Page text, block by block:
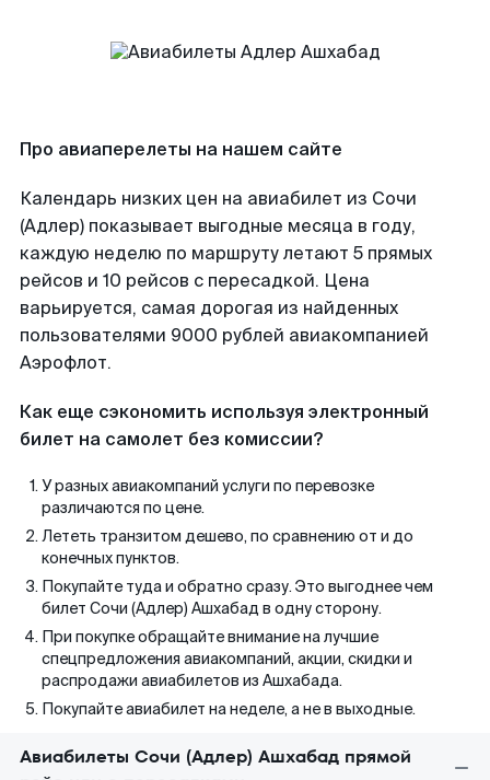
Про авиаперелеты на нашем сайте
Календарь низких цен на авиабилет из Сочи
(Адлер) показывает выгодные месяца в году,
каждую неделю по маршруту летают 5 прямых
рейсов и 10 рейсов с пересадкой. Цена
варьируется, самая дорогая из найденных
пользователями 9000 рублей авиакомпанией
Аэрофлот.
Как еще сэкономить используя электронный
билет на самолет без комиссии?
У разных авиакомпаний услуги по перевозке
различаются по цене.
Лететь транзитом дешево, по сравнению от и до
конечных пунктов.
Покупайте туда и обратно сразу. Это выгоднее чем
билет Сочи (Адлер) Ашхабад в одну сторону.
При покупке обращайте внимание на лучшие
спецпредложения авиакомпаний, акции, скидки и
распродажи авиабилетов из Ашхабада.
Покупайте авиабилет на неделе, а не в выходные.
Авиабилеты Сочи (Адлер) Ашхабад прямой